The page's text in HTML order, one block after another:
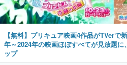
年～2024年の映画ほぼすべてが見放題
ップ